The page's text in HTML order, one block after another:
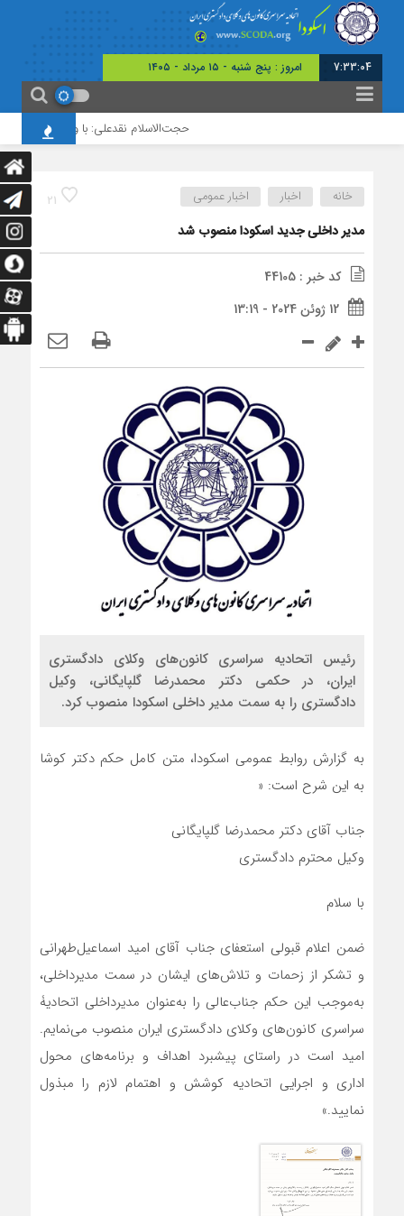
7:33:05 امروز : پنج شنبه - ۱۵ مرداد - ۱۴۰۵
حجت‌الاسلام نقدعلی: با وجود افزایش
21 خانه اخبار اخبار عمومی
مدیر داخلی جدید اسکودا منصوب شد
کد خبر : 44105
12 ژوئن 2024 - 13:19
رئیس اتحادیه سراسری کانون‌های وکلای دادگستری
ایران، در حکمی دکتر محمدرضا گلپایگانی، وکیل
دادگستری را به سمت مدیر داخلی اسکودا منصوب کرد.
به گزارش روابط عمومی اسکودا، متن کامل حکم دکتر کوشا
به این شرح است: «
جناب آقای دکتر محمدرضا گلپایگانی
وکیل محترم دادگستری
با سلام
ضمن اعلام قبولی استعفای جناب آقای امید اسماعیل‌طهرانی
و تشکر از زحمات و تلاش‌های ایشان در سمت مدیرداخلی،
به‌موجب این حکم جناب‌عالی را به‌عنوان مدیرداخلی اتحادیۀ
سراسری کانون‌های وکلای دادگستری ایران منصوب می‌نمایم.
امید است در راستای پیشبرد اهداف و برنامه‌‎‌های محول
اداری و اجرایی اتحادیه کوشش و اهتمام لازم را مبذول
نمایید.»